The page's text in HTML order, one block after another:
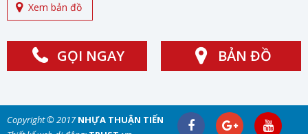
Xem bản đồ
GỌI NGAY BẢN ĐỒ
Copyright © 2017NHỰA THUẬN TIẾN